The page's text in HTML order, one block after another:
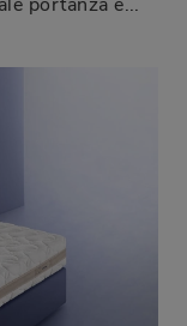
Materasso Optima in lattice naturale portanza equilibrata di Bedding: siamo specialisti del buon riposo! Scopri di più sui Materassi in lattice ...